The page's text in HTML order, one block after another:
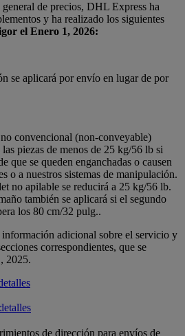
de precios, DHL Express ha
y ha realizado los siguientes
el Enero 1, 2026:
se aplicará por envío en lugar de por
convencional (non-conveyable)
piezas de menos de 25 kg/56 lb si
que se queden enganchadas o causen
o a nuestros sistemas de manipulación.
no apilable se reducirá a 25 kg/56 lb.
también se aplicará si el segundo
los 80 cm/32 pulg..
información adicional sobre el servicio y
correspondientes, que se
2025.
de dirección para envíos de